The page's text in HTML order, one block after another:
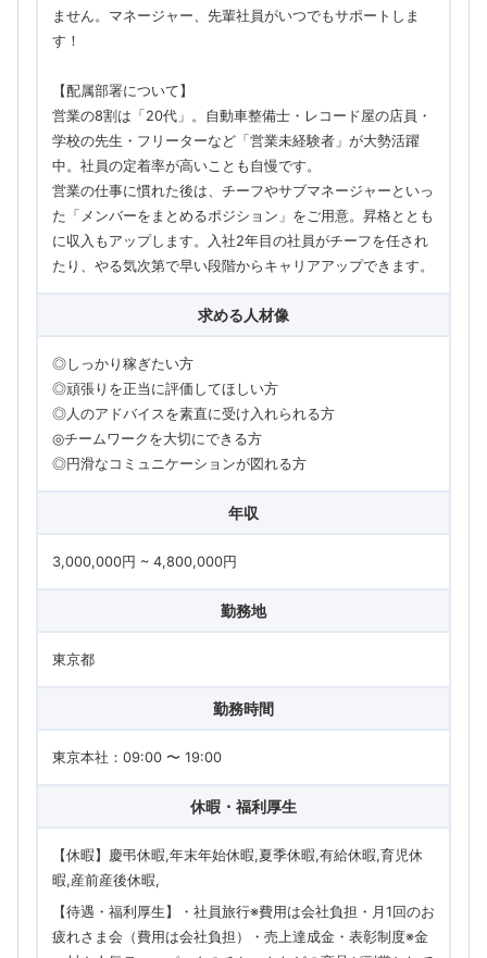
ません。マネージャー、先輩社員がいつでもサポートしま
す！
【配属部署について】
営業の8割は「20代」。自動車整備士・レコード屋の店員・
学校の先生・フリーターなど「営業未経験者」が大勢活躍
中。社員の定着率が高いことも自慢です。
営業の仕事に慣れた後は、チーフやサブマネージャーといっ
た「メンバーをまとめるポジション」をご用意。昇格ととも
に収入もアップします。入社2年目の社員がチーフを任され
たり、やる気次第で早い段階からキャリアアップできます。
求める人材像
◎しっかり稼ぎたい方
◎頑張りを正当に評価してほしい方
◎人のアドバイスを素直に受け入れられる方
◎チームワークを大切にできる方
◎円滑なコミュニケーションが図れる方
年収
3,000,000円 ~ 4,800,000円
勤務地
東京都
勤務時間
東京本社：09:00 〜 19:00
休暇・福利厚生
【休暇】慶弔休暇,年末年始休暇,夏季休暇,有給休暇,育児休
暇,産前産後休暇
【待遇・福利厚生】・社員旅行※費用は会社負担・月1回のお
疲れさま会（費用は会社負担）・売上達成金・表彰制度※金